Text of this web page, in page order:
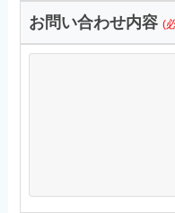
お問い合わせ内容 (